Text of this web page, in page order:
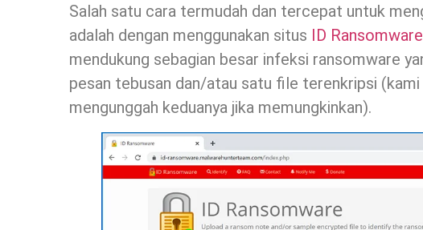
Salah satu cara termudah dan tercepat untuk
adalah dengan menggunakan situs ID
mendukung sebagian besar infeksi ransomware
pesan tebusan dan/atau satu file terenkripsi (kami
mengunggah keduanya jika memungkinkan).